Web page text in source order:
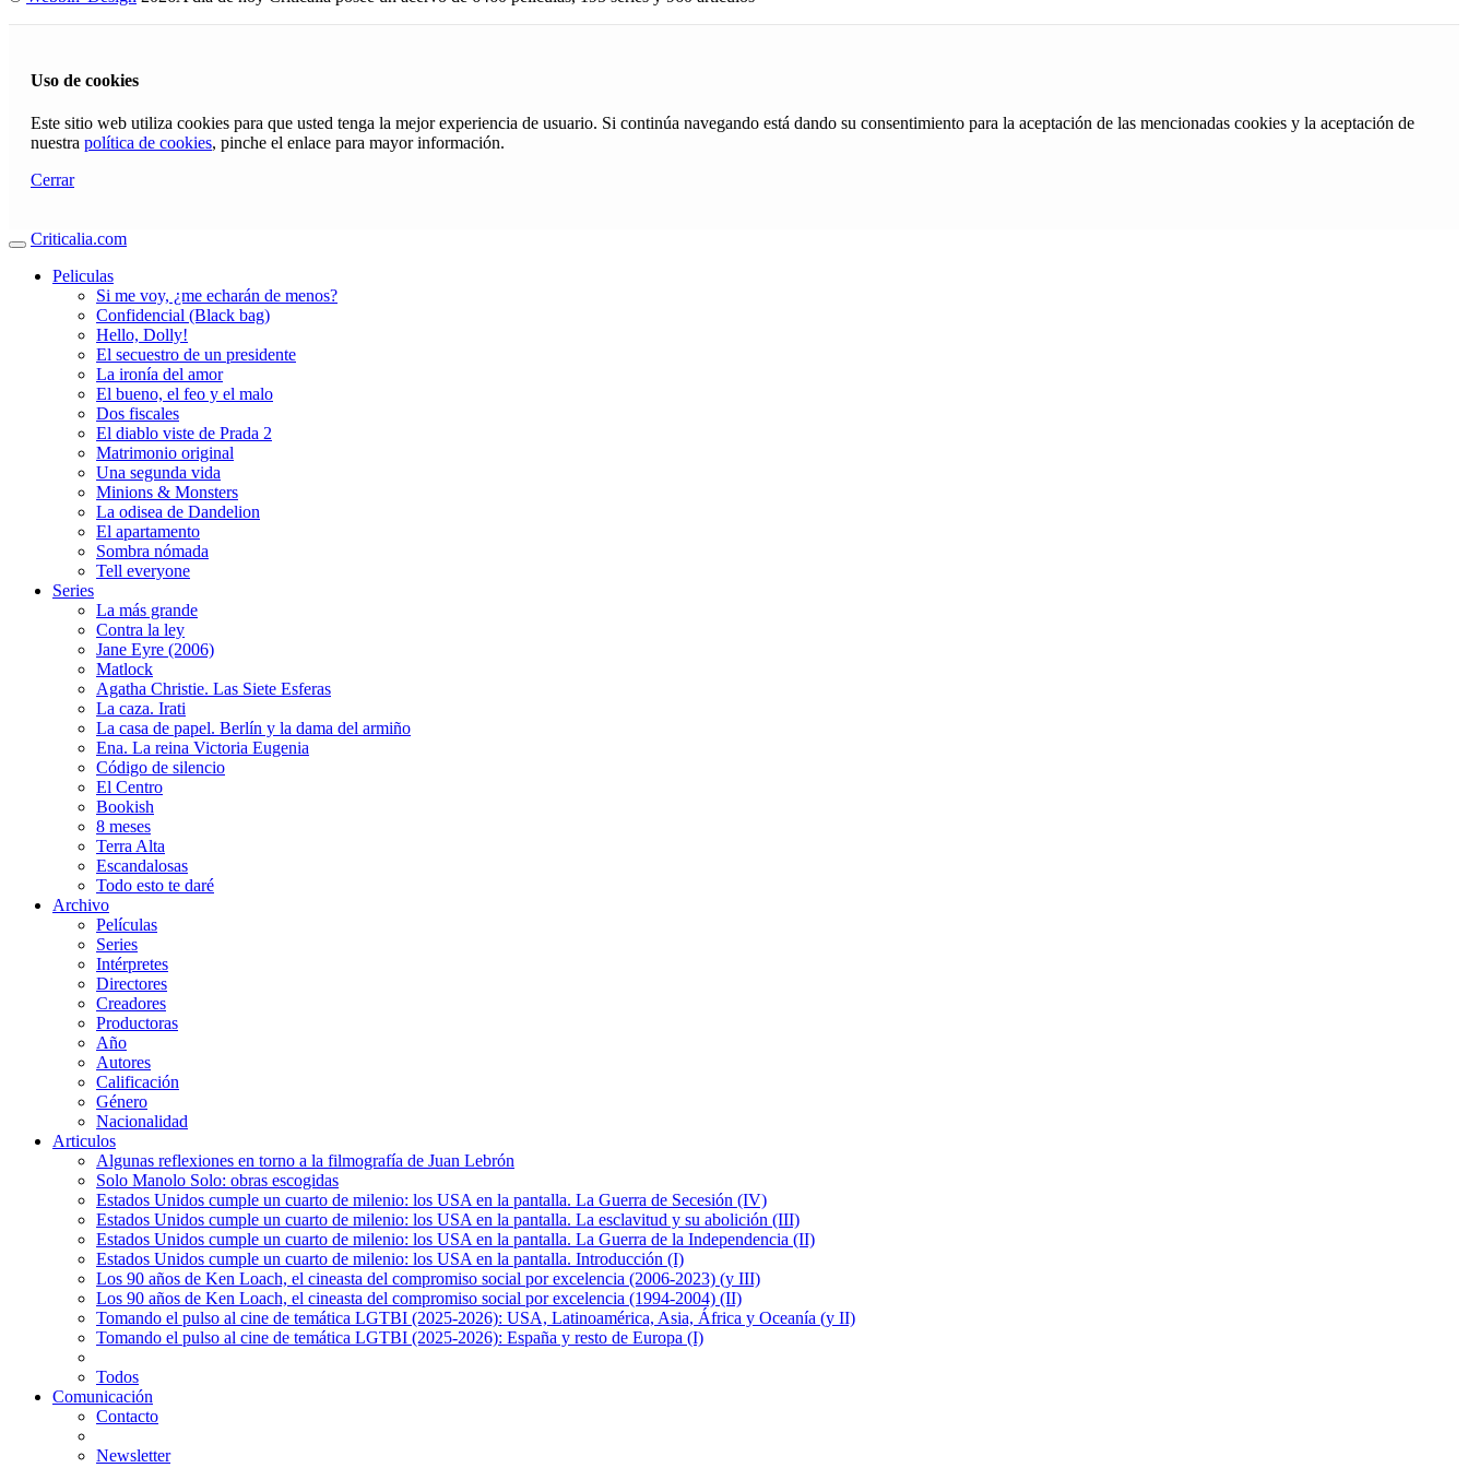
Uso de cookies
Este sitio web utiliza cookies para que usted tenga la mejor experiencia de usuario. Si continúa navegando está dando su consentimiento para la aceptación de las mencionadas cookies y la aceptación de
nuestra política de cookies, pinche el enlace para mayor información.
Cerrar
Criticalia.com
Peliculas
Si me voy, ¿me echarán de menos?
Confidencial (Black bag)
Hello, Dolly!
El secuestro de un presidente
La ironía del amor
El bueno, el feo y el malo
Dos fiscales
El diablo viste de Prada 2
Matrimonio original
Una segunda vida
Minions & Monsters
La odisea de Dandelion
El apartamento
Sombra nómada
Tell everyone
Series
La más grande
Contra la ley
Jane Eyre (2006)
Matlock
Agatha Christie. Las Siete Esferas
La caza. Irati
La casa de papel. Berlín y la dama del armiño
Ena. La reina Victoria Eugenia
Código de silencio
El Centro
Bookish
8 meses
Terra Alta
Escandalosas
Todo esto te daré
Archivo
Películas
Series
Intérpretes
Directores
Creadores
Productoras
Año
Autores
Calificación
Género
Nacionalidad
Articulos
Algunas reflexiones en torno a la filmografía de Juan Lebrón
Solo Manolo Solo: obras escogidas
Estados Unidos cumple un cuarto de milenio: los USA en la pantalla. La Guerra de Secesión (IV)
Estados Unidos cumple un cuarto de milenio: los USA en la pantalla. La esclavitud y su abolición (III)
Estados Unidos cumple un cuarto de milenio: los USA en la pantalla. La Guerra de la Independencia (II)
Estados Unidos cumple un cuarto de milenio: los USA en la pantalla. Introducción (I)
Los 90 años de Ken Loach, el cineasta del compromiso social por excelencia (2006-2023) (y III)
Los 90 años de Ken Loach, el cineasta del compromiso social por excelencia (1994-2004) (II)
Tomando el pulso al cine de temática LGTBI (2025-2026): USA, Latinoamérica, Asia, África y Oceanía (y II)
Tomando el pulso al cine de temática LGTBI (2025-2026): España y resto de Europa (I)
Todos
Comunicación
Contacto
Newsletter